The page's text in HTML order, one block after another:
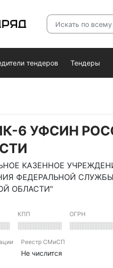
тендеров Тендеры
6 УФСИН
КАЗЕННОЕ
ФЕДЕРАЛЬНОЙ
ОБЛАСТИ"
КПП
░░░░░░░░░
ОГРН
Реестр СМиСП
Не числится